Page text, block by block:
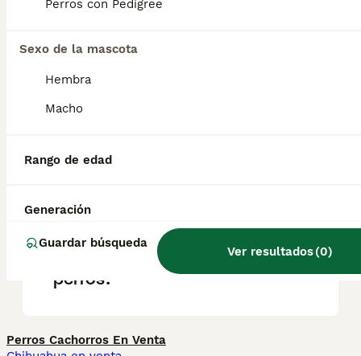
Perros con Pedigree
Sexo de la mascota
Hembra
Macho
Rango de edad
Generación
Guardar búsqueda
Ver resultados(0)
los amantes de los perros como para
puede ser ideal para personas alérgicas si
Maltés.
¿Los Maltipoms son buenos
perros?
Perros Cachorros En Venta